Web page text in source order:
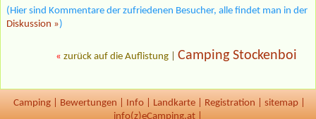
(Hier sind Kommentare der zufriedenen Besucher, alle findet man in der
Diskussion »)
« zurück auf die Auflistung Camping Stockenboi
Camping Bewertungen Info Landkarte Registration sitemap
info(z)eCamping.at |